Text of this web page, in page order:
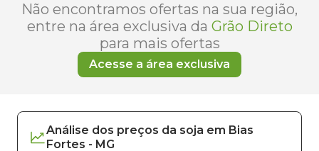
Não encontramos ofertas na sua região,
entre na área exclusiva da Grão Direto
para mais ofertas
Acesse a área exclusiva
Análise dos preços da soja em Bias
Fortes - MG